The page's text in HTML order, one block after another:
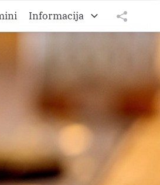
Informacija